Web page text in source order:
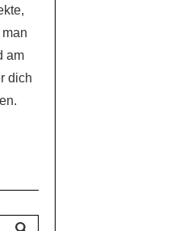
am
dich